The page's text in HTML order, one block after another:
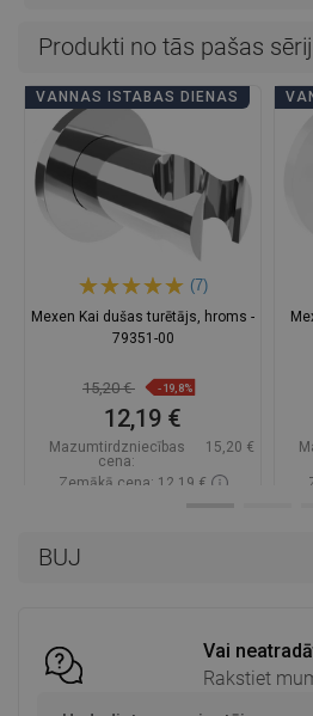
BUJ
Vai
Rakstiet
Produkti no tās pašas
VANNAS ISTABAS DIENAS
(7)
Mexen Kai dušas turētājs, hroms -
79351-00
15,20 € -19,8%
12,19 €
Mazumtirdzniecības
cena:
15,20 €
Zemākā cena: 12,19 €